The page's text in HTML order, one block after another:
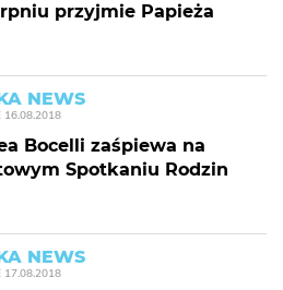
przyjmie Papieża
NEWS
16.08.2018
Bocelli zaśpiewa na
Spotkaniu Rodzin
NEWS
17.08.2018